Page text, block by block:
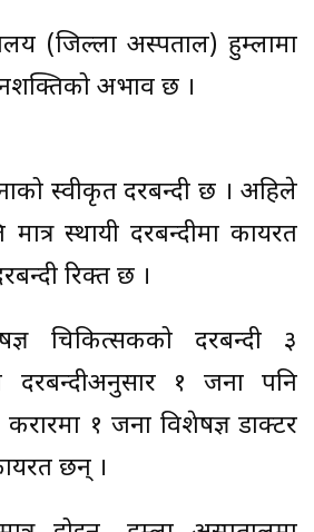
(जिल्ला अस्पताल) हुम्लामा
अभाव छ ।
स्वीकृत दरबन्दी छ । अहिले
स्थायी दरबन्दीमा कार्यरत
रिक्त छ ।
चिकित्सकको दरबन्दी ३
१ जना पनि
१ जना विशेषज्ञ डाक्टर
छन् ।